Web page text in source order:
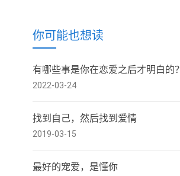
你可能也想读
有哪些事是你在恋爱之后才明白的？
2022-03-24
找到自己，然后找到爱情
2019-03-15
最好的宠爱，是懂你